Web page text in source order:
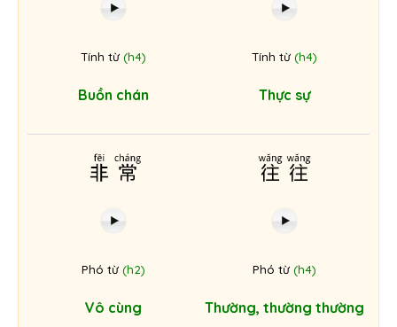
Tính từ (h4)
Buồn chán
Tính từ (h4)
Thực sự
非常
Phó từ (h2)
Vô cùng
往往
Phó từ (h4)
Thường, thường thường